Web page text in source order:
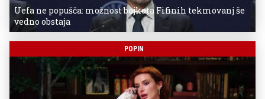
Uefa ne popušča: možnost bojkota Fifinih tekmovanj še
vedno obstaja
POPIN